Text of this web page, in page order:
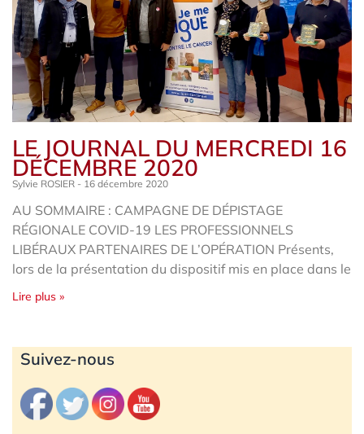
LE JOURNAL DU MERCREDI 16
DÉCEMBRE 2020
Sylvie ROSIER 16 décembre 2020
AU SOMMAIRE : CAMPAGNE DE DÉPISTAGE
RÉGIONALE COVID-19 LES PROFESSIONNELS
LIBÉRAUX PARTENAIRES DE L’OPÉRATION Présents,
lors de la présentation du dispositif mis en place dans le
Lire plus »
Suivez-nous
Archives